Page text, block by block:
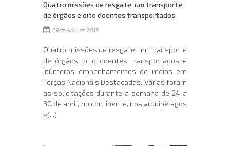
Quatro missões de resgate, um transporte
de órgãos e oito doentes transportados
29 de Abril de 2016
Quatro missões de resgate, um transporte
de órgãos, oito doentes transportados e
inúmeros empenhamentos de meios em
Forças Nacionais Destacadas. Várias foram
as solicitações durante a semana de 24 a
30 de abril, no continente, nos arquipélagos
e(...)